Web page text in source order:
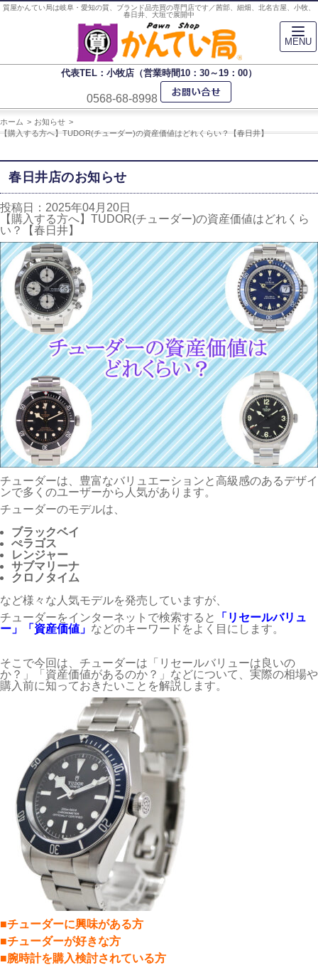
質屋かんてい局は岐阜・愛知の質、ブランド品売買の専門店です／茜部、細畑、北名古屋、小牧、
春日井、大垣で展開中
代表TEL：小牧店（営業時間10：30～19：00）
0568-68-8998
ホーム
お知らせ
【購入する方へ】TUDOR(チューダー)の資産価値はどれくらい？【春日井】
春日井店のお知らせ
投稿日：2025年04月20日
【購入する方へ】TUDOR(チューダー)の資産価値はどれくら
い？【春日井】
チューダーは、豊富なバリュエーションと高級感のあるデザイ
ンで多くのユーザーから人気があります。
チューダーのモデルは、
ブラックベイ
ぺラゴス
レンジャー
サブマリーナ
クロノタイム
など様々な人気モデルを発売していますが、
チューダーをインターネットで検索すると
「リセールバリュ
ー」
「資産価値」 などのキーワードをよく目にします。
そこで今回は、チューダーは「リセールバリューは良いの
か？」「資産価値があるのか？」などについて、実際の相場や
購入前に知っておきたいことを解説します。
■チューダーに興味がある方
■チューダーが好きな方
■腕時計を購入検討されている方
MENU